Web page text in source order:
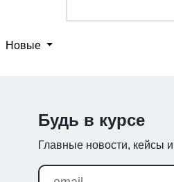
Новые
Будь в курсе
Главные новости, кейсы